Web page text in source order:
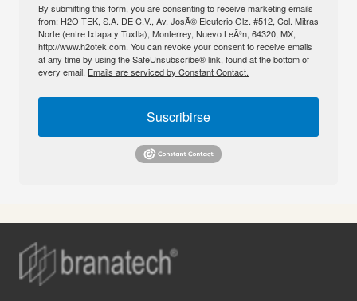
By submitting this form, you are consenting to receive marketing emails
from: H2O TEK, S.A. DE C.V., Av. JosÃ© Eleuterio Glz. #512, Col. Mitras
Norte (entre Ixtapa y Tuxtla), Monterrey, Nuevo LeÃ³n, 64320, MX,
http://www.h2otek.com. You can revoke your consent to receive emails
at any time by using the SafeUnsubscribe® link, found at the bottom of
every email. Emails are serviced by Constant Contact.
Suscribirse